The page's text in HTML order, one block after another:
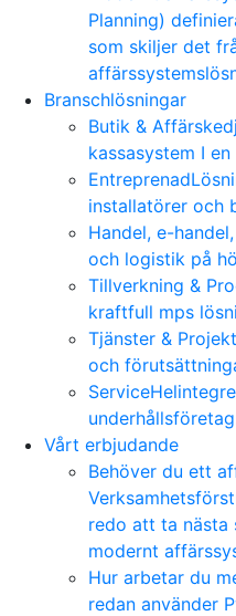
Planning)
som skiljer det
Branschlösningar
Butik &
kassasystem I
Entreprenad
installatörer och
Handel, e-
och logistik på
Tillverkning &
kraftfull mps
Tjänster & Projekt
och
Service
Vårt erbjudande
Behöver du ett
redo att ta nästa
modernt
Hur arbetar du
redan använder